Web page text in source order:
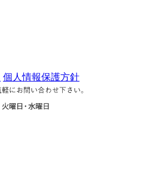
個人情報保護方針